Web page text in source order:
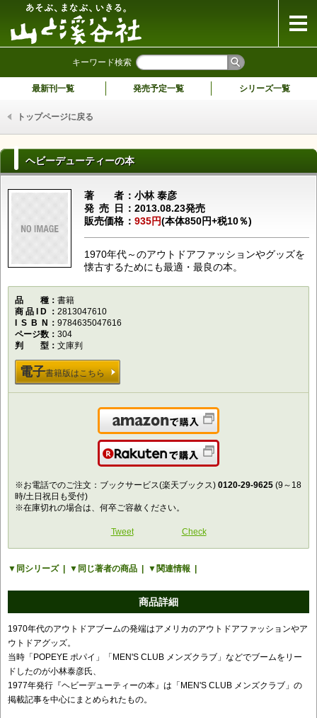
キーワード検索
最新刊一覧 発売予定一覧 シリーズ一覧
トップページに戻る
ヘビーデューティーの本
著者小林 泰彦
発売日 2013.08.23発売
販売価格
935円(本体850円+税10％)
1970年代～のアウトドアファッションやグッズを
懐古するためにも最適・最良の本。
品種書籍
商品ID
2813047610
ISBN
9784635047616
ページ数
304
判型文庫判
電子書籍版はこちら
Amazonで購入
楽天で購入
※お電話でのご注文：ブックサービス(楽天ブックス) 0120-29-9625 (9～18
時/土日祝日も受付)
※在庫切れの場合は、何卒ご容赦ください。
Tweet Check
同シリーズ 同じ著者の商品 関連情報
商品詳細
1970年代のアウトドアブームの発端はアメリカのアウトドアファッションやア
ウトドアグッズ。
当時「POPEYE ポパイ」「MEN'S CLUB メンズクラブ」などでブームをリー
ドしたのが小林泰彦氏、
1977年発行『ヘビーデューティーの本』は「MEN'S CLUB メンズクラブ」の
掲載記事を中心にまとめられたもの。